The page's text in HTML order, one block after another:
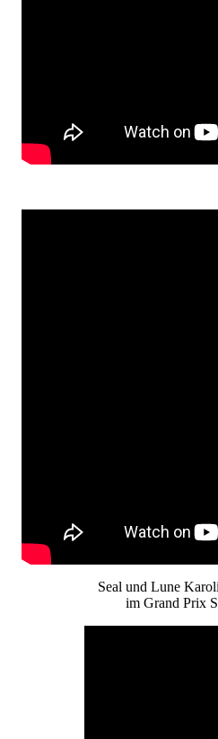
Seal und Lune
im Grand Prix